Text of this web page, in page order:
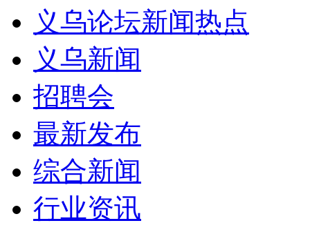
义乌论坛新闻热点
义乌新闻
招聘会
最新发布
综合新闻
行业资讯